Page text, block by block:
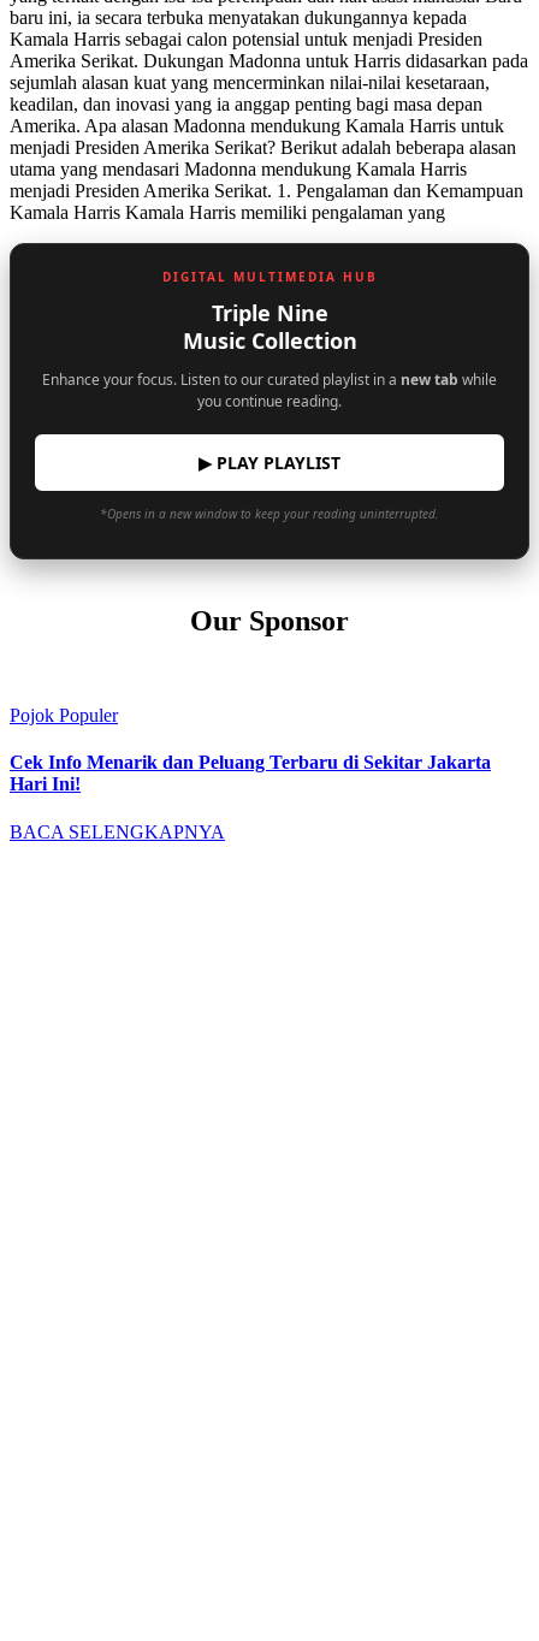
baru ini, ia secara terbuka menyatakan dukungannya kepada
Kamala Harris sebagai calon potensial untuk menjadi Presiden
Amerika Serikat. Dukungan Madonna untuk Harris didasarkan pada
sejumlah alasan kuat yang mencerminkan nilai-nilai kesetaraan,
keadilan, dan inovasi yang ia anggap penting bagi masa depan
Amerika. Apa alasan Madonna mendukung Kamala Harris untuk
menjadi Presiden Amerika Serikat? Berikut adalah beberapa alasan
utama yang mendasari Madonna mendukung Kamala Harris
menjadi Presiden Amerika Serikat. 1. Pengalaman dan Kemampuan
Kamala Harris Kamala Harris memiliki pengalaman yang
DIGITAL MULTIMEDIA HUB
Triple Nine
Music Collection
Enhance your focus. Listen to our curated playlist in a new tab while
you continue reading.
▶ PLAY PLAYLIST
*Opens in a new window to keep your reading uninterrupted.
Our Sponsor
Pojok Populer
Cek Info Menarik dan Peluang Terbaru di Sekitar Jakarta
Hari Ini!
BACA SELENGKAPNYA